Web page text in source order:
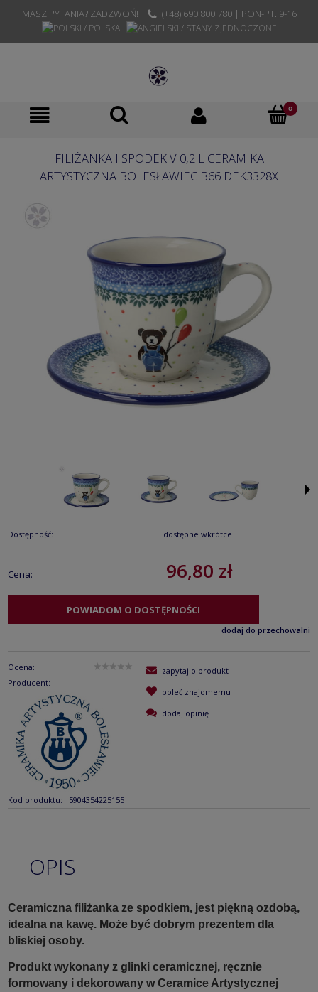
MASZ PYTANIA? ZADZWOŃ! (+48) 690 800 780 | PON-PT. 9-16
FILIŻANKA I SPODEK V 0,2 L CERAMIKA
ARTYSTYCZNA BOLESŁAWIEC B66 DEK3328X
Dostępność: dostępne wkrótce
Cena: 96,80 zł
POWIADOM O DOSTĘPNOŚCI
dodaj do przechowalni
Ocena:
Producent:
Kod produktu: 5904354225155
zapytaj o produkt
poleć znajomemu
dodaj opinię
OPIS
Ceramiczna filiżanka ze spodkiem, jest piękną ozdobą,
idealna na kawę. Może być dobrym prezentem dla
bliskiej osoby.
Produkt wykonany z glinki ceramicznej, ręcznie
formowany i dekorowany w Ceramice Artystycznej